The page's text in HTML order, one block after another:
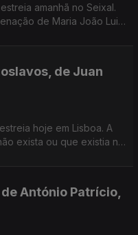
amanhã no Seixal.
de Maria João Luiz
de Juan
hoje em Lisboa. A
exista ou que existia na
António Patrício,